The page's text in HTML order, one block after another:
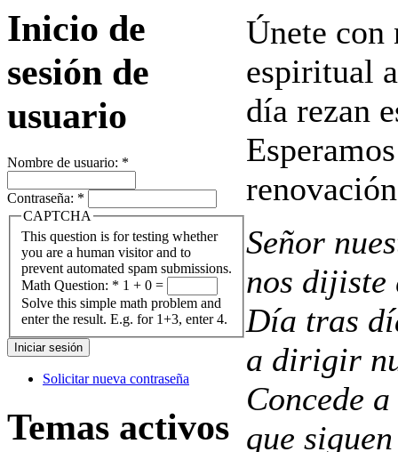
Inicio de
sesión de
usuario
Nombre de usuario: *
Contraseña: *
CAPTCHA
This question is for testing whether
you are a human visitor and to
prevent automated spam submissions.
Math Question: * 1 + 0 =
Solve this simple math problem and
enter the result. E.g. for 1+3, enter 4.
Solicitar nueva contraseña
Temas activos
Únete con
espiritual
día rezan
Señor
nos dijiste
Día tras
a dirigir
Concede
que